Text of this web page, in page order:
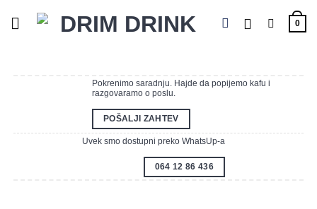
0
Pokrenimo saradnju. Hajde da popijemo kafu i
razgovaramo o poslu.
POŠALJI ZAHTEV
Uvek smo dostupni preko WhatsUp-a
064 12 86 436